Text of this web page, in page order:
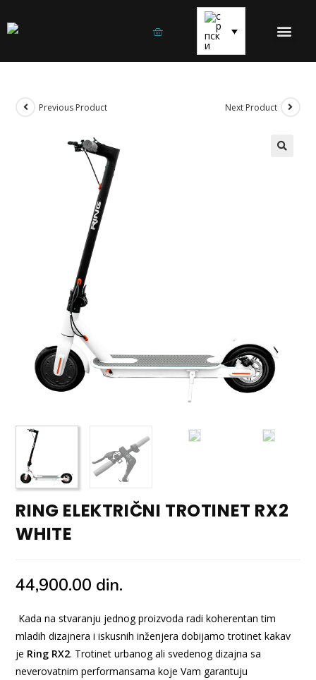
Previous Product Next Product
RING ELEKTRIČNI TROTINET RX2
WHITE
44,900.00 din.
Kada na stvaranju jednog proizvoda radi koherentan tim
mladih dizajnera i iskusnih inženjera dobijamo trotinet kakav
je Ring RX2. Trotinet urbanog ali svedenog dizajna sa
neverovatnim performansama koje Vam garantuju